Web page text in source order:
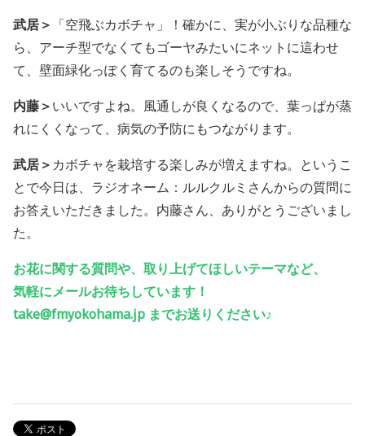
武居＞ 「空飛ぶカボチャ」！確かに、実が小ぶりな品種な
ら、アーチ型でなくてもゴーヤみたいにネットに這わせ
て、壁面緑化っぽく育てるのも楽しそうですね。
内藤＞いいですよね。風通しが良くなるので、葉っぱが蒸
れにくくなって、病気の予防にもつながります。
武居＞ カボチャを栽培する楽しみが増えますね。というこ
とで今日は、ラジオネーム：ルルクルミさんからの質問に
お答えいただきました。内藤さん、ありがとうございまし
た。
お花に関する質問や、取り上げてほしいテーマなど、
気軽にメールお待ちしています！
take@fmyokohama.jp までお送りください♪